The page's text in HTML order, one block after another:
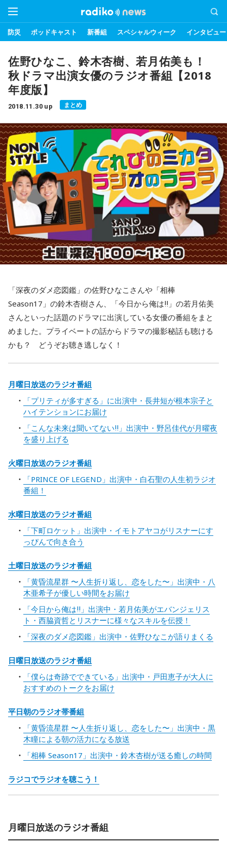
防災 ポッドキャスト 新番組 スペシャルウィーク インタビュー
佐野ひなこ、鈴木杏樹、若月佑美も！
秋ドラマ出演女優のラジオ番組【2018
年度版】
2018.11.30 up まとめ
「深夜のダメ恋図鑑」の佐野ひなこさんや「相棒
Season17」の鈴木杏樹さん、「今日から俺は‼」の若月佑美
さんといった話題のドラマに出演している女優の番組をまと
めました。プライベートの話からドラマの撮影秘話も聴ける
かも？ どうぞお聴き逃しなく！
月曜日放送のラジオ番組
「プリティが多すぎる」に出演中・長井短が根本宗子と
ハイテンションにお届け
「こんな未来は聞いてない‼」出演中・野呂佳代が月曜夜
を盛り上げる
火曜日放送のラジオ番組
「PRINCE OF LEGEND」出演中・白石聖の人生初ラジオ
番組！
水曜日放送のラジオ番組
「下町ロケット」出演中・イモトアヤコがリスナーにす
っぴんで向き合う
土曜日放送のラジオ番組
「黄昏流星群 〜人生折り返し、恋をした〜」出演中・八
木亜希子が優しい時間をお届け
「今日から俺は‼」出演中・若月佑美がエバンジェリス
ト・西脇資哲とリスナーに様々なスキルを伝授！
「深夜のダメ恋図鑑」出演中・佐野ひなこが語りまくる
日曜日放送のラジオ番組
「僕らは奇跡でできている」出演中・戸田恵子が大人に
おすすめのトークをお届け
平日朝のラジオ帯番組
「黄昏流星群 〜人生折り返し、恋をした〜」出演中・黒
木瞳による朝の活力になる放送
「相棒 Season17」出演中・鈴木杏樹が送る癒しの時間
ラジコでラジオを聴こう！
月曜日放送のラジオ番組